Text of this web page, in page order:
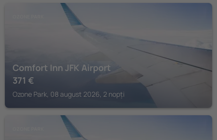
Comfort Inn JFK Airport
371 €
Ozone Park, 08 august 2026, 2 nopți